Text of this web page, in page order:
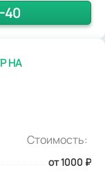
40
НА
Стоимость:
от 1000 ₽